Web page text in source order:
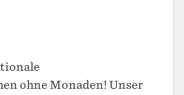
ohne Monaden! Unser